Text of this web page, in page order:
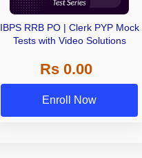
IBPS RRB PO | Clerk PYP Mock
Tests with Video Solutions
Rs 0.00
Enroll Now